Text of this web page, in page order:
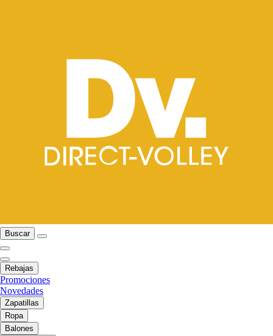
Buscar
Rebajas
Promociones
Novedades
Zapatillas
Ropa
Balones